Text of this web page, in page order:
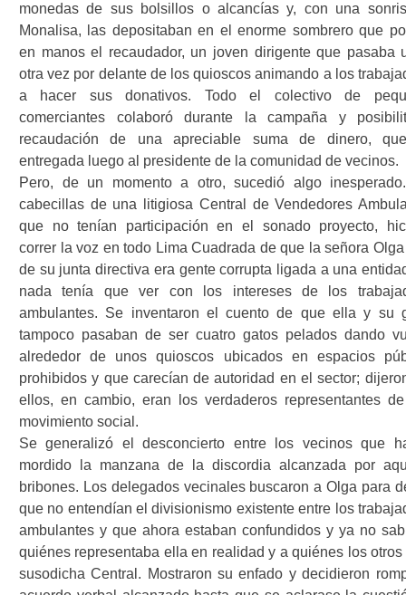
monedas de sus bolsillos o alcancías y, con una
Monalisa, las depositaban en el enorme sombrero que
en manos el recaudador, un joven dirigente que pasaba
otra vez por delante de los quioscos animando a los
a hacer sus donativos. Todo el colectivo de
comerciantes colaboró durante la campaña y
recaudación de una apreciable suma de dinero,
entregada luego al presidente de la comunidad de vecinos.
Pero, de un momento a otro, sucedió algo
cabecillas de una litigiosa Central de Vendedores
que no tenían participación en el sonado proyecto,
correr la voz en todo Lima Cuadrada de que la señora
de su junta directiva era gente corrupta ligada a una
nada tenía que ver con los intereses de los
ambulantes. Se inventaron el cuento de que ella y su
tampoco pasaban de ser cuatro gatos pelados dando
alrededor de unos quioscos ubicados en espacios
prohibidos y que carecían de autoridad en el sector;
ellos, en cambio, eran los verdaderos representantes
movimiento social.
Se generalizó el desconcierto entre los vecinos que
mordido la manzana de la discordia alcanzada por
bribones. Los delegados vecinales buscaron a Olga para
que no entendían el divisionismo existente entre los
ambulantes y que ahora estaban confundidos y ya no
quiénes representaba ella en realidad y a quiénes los otros
susodicha Central. Mostraron su enfado y decidieron